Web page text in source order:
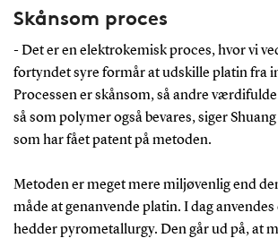
Skånsom proces
- Det er en elektrokemisk proces, hvor vi
fortyndet syre formår at udskille platin fra
Processen er skånsom, så andre
så som polymer også bevares, siger
som har fået patent på metoden.
Metoden er meget mere miljøvenlig end
måde at genanvende platin. I dag
hedder pyrometallurgy. Den går ud på, at